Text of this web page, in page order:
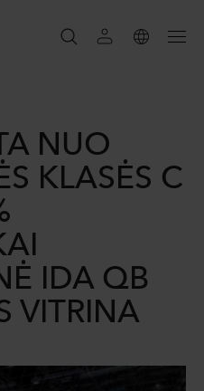
NUO
KLASĖS C
IDA QB
VITRINA